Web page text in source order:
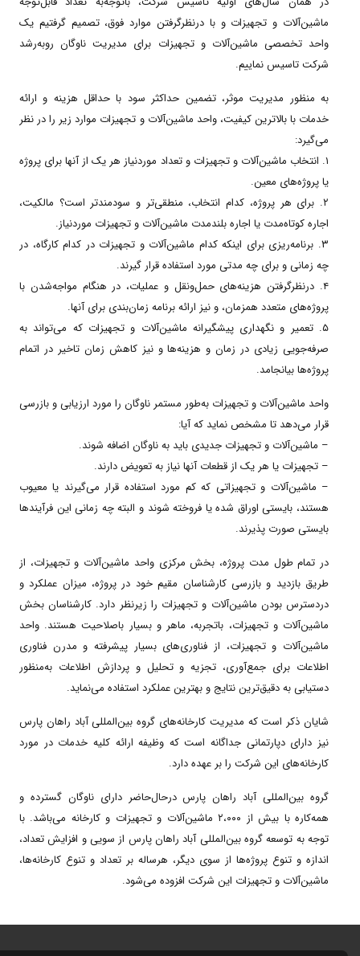
ماشین‌آلات و تجهیزات و با درنظر‌گرفتن موارد فوق، تصمیم گرفتیم یک
واحد تخصصی ماشین‌آلات و تجهیزات برای مدیریت ناوگان رو‌به‌رشد
شرکت تاسیس نماییم.
به منظور مدیریت موثر، تضمین حداکثر سود با حداقل هزینه و ارائه
خدمات با بالاترین کیفیت، واحد ماشین‌آلات و تجهیزات موارد زیر را در نظر
می‌گیرد:
۱. انتخاب ماشین‌آلات و تجهیزات و تعداد موردنیاز هر یک از آنها برای پروژه
یا پروژه‌های معین.
۲. برای هر پروژه، کدام انتخاب، منطقی‌تر و سودمندتر است؟ مالکیت،
اجاره کوتاه‌مدت یا اجاره بلند‌مدت ماشین‌آلات و تجهیزات موردنیاز.
۳. برنامه‌ریزی برای اینکه کدام ماشین‌آلات و تجهیزات در کدام کارگاه، در
چه زمانی و برای چه مدتی مورد استفاده قرار گیرند.
۴. در‌نظر‌گرفتن هزینه‌های حمل‌و‌نقل و عملیات، در هنگام مواجه‌شدن با
پروژه‌های متعدد همزمان، و نیز ارائه برنامه زمان‌بندی برای آنها.
۵. تعمیر و نگهداری پیشگیرانه ماشین‌آلات و تجهیزات که می‌تواند به
صرفه‌جویی زیادی در زمان و هزینه‌ها و نیز کاهش زمان تاخیر در اتمام
پروژه‌ها بیانجامد.
واحد ماشین‌آلات و تجهیزات به‌طور مستمر ناوگان را مورد ارزیابی و بازرسی
قرار می‌دهد تا مشخص نماید که آیا:
– ماشین‌آلات و تجهیزات جدیدی باید به ناوگان اضافه شوند.
– تجهیزات یا هر یک از قطعات آنها نیاز به تعویض دارند.
– ماشین‌آلات و تجهیزاتی که کم مورد استفاده قرار می‌گیرند یا معیوب
هستند، بایستی اوراق شده یا فروخته شوند و البته چه زمانی این فرآیندها
بایستی صورت پذیرند.
در تمام طول مدت پروژه، بخش مرکزی واحد ماشین‌آلات و تجهیزات، از
طریق بازدید و بازرسی کارشناسان مقیم خود در پروژه، میزان عملکرد و
دردسترس بودن ماشین‌آلات و تجهیزات را زیرنظر دارد. کارشناسان بخش
ماشین‌آلات و تجهیزات، باتجربه، ماهر و بسیار باصلاحیت هستند. واحد
ماشین‌آلات و تجهیزات، از فناوری‌های بسیار پیشرفته و مدرن فناوری
اطلاعات برای جمع‌آوری، تجزیه و تحلیل و پردازش اطلاعات به‌منظور
دستیابی به دقیق‌ترین نتایج و بهترین عملکرد استفاده می‌نماید.
شایان ذکر است که مدیریت کارخانه‌های گروه ‌بین‌المللی آباد راهان پارس
نیز دارای دپارتمانی جداگانه است که وظیفه ارائه کلیه خدمات در مورد
کارخانه‌های این شرکت را بر عهده دارد.
گروه ‌بین‌المللی آباد راهان پارس درحال‌حاضر دارای ناوگان گسترده و
همه‌کاره با بیش از ۲،۰۰۰ ماشین‌آلات و تجهیزات و کارخانه می‌باشد. با
توجه به توسعه گروه ‌بین‌المللی آباد راهان پارس از سویی و افزایش تعداد،
اندازه و تنوع پروژه‌ها از سوی دیگر، هرساله بر تعداد و تنوع کارخانه‌ها،
ماشین‌آلات و تجهیزات این شرکت افزوده می‌شود.